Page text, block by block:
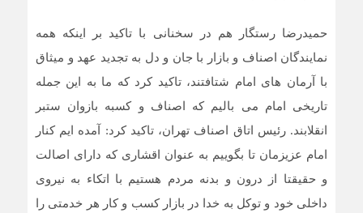
حمیدرضا رستگار هم در سخنانی با تاکید بر اینکه همه
نمایندگان اصناف و بازار با جان و دل به تجدید عهد و میثاق
با آرمان های امام شتافتند، تاکید کرد که ما به این جمله
تاریخی امام می بالیم که اصناف و کسبه بازوان ستبر
انقلابند. رئیس اتاق اصناف تهران، تاکید کرد: آمده ایم کنار
امام عزیزمان تا بگوییم به عنوان اقشاری که دارای اصالت
و حقیقتا از درون و بدنه مردم هستیم با اتکاء به نیروی
داخلی خود و توکل به خدا در بازار کسب و کار هر خدمتی را